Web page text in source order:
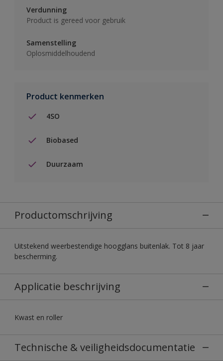
Verdunning
Product is gereed voor gebruik
Samenstelling
Oplosmiddelhoudend
Product kenmerken
4SO
Biobased
Duurzaam
Productomschrijving
Uitstekend weerbestendige hoogglans buitenlak. Tot 8 jaar
bescherming.
Applicatie beschrijving
Kwast en roller
Technische & veiligheidsdocumentatie